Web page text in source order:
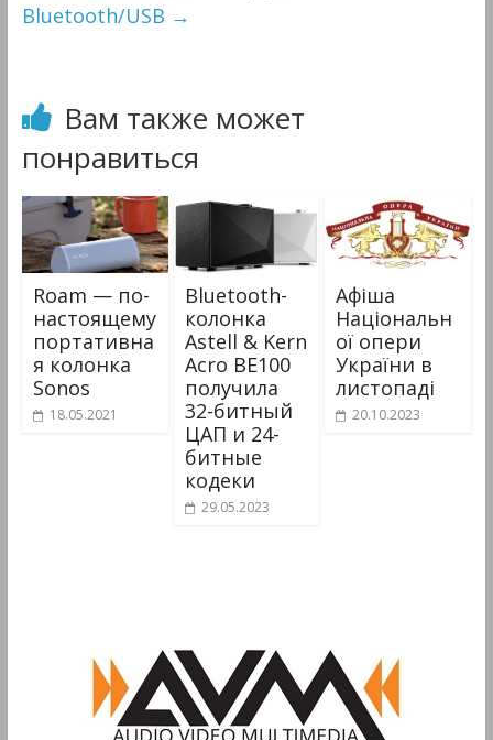
Bluetooth/USB →
Вам также может
понравиться
Roam — по-
настоящему
портативна
я колонка
Sonos
18.05.2021
Bluetooth-
колонка
Astell & Kern
Acro BE100
получила
32-битный
ЦАП и 24-
битные
кодеки
29.05.2023
Aфіша
Національн
ої опери
України в
листопаді
20.10.2023